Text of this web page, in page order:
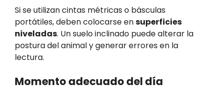
Si se utilizan cintas métricas o básculas
portátiles, deben colocarse ensuperficies
niveladas. Un suelo inclinado puede alterar la
postura del animal y generar errores en la
lectura.
Momento adecuado del día